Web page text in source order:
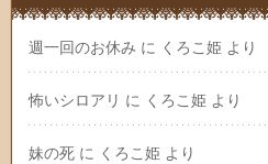
週一回のお休み に くろこ姫 より
怖いシロアリ に くろこ姫 より
妹の死 に くろこ姫 より